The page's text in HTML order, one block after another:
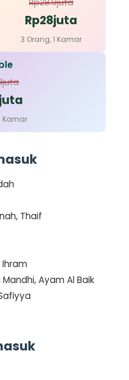
Rp28.9juta
Rp28juta
3 Orang, 1 Kamar
Kamar
Thaif
Ihram
Mandhi, Ayam Al Baik